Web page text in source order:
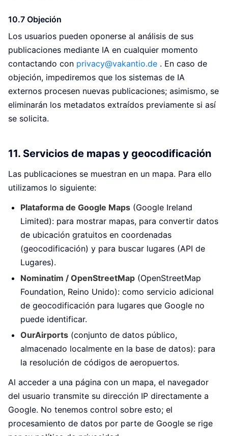
10.7 Objeción
Los usuarios pueden oponerse al análisis de sus
publicaciones mediante IA en cualquier momento
contactando con privacy@vakantio.de . En caso de
objeción, impediremos que los sistemas de IA
externos procesen nuevas publicaciones; asimismo, se
eliminarán los metadatos extraídos previamente si así
se solicita.
11. Servicios de mapas y geocodificación
Las publicaciones se muestran en un mapa. Para ello
utilizamos lo siguiente:
Plataforma de Google Maps (Google Ireland
Limited): para mostrar mapas, para convertir datos
de ubicación gratuitos en coordenadas
(geocodificación) y para buscar lugares (API de
Lugares).
Nominatim / OpenStreetMap (OpenStreetMap
Foundation, Reino Unido): como servicio adicional
de geocodificación para lugares que Google no
puede identificar.
OurAirports (conjunto de datos público,
almacenado localmente en la base de datos): para
la resolución de códigos de aeropuertos.
Al acceder a una página con un mapa, el navegador
del usuario transmite su dirección IP directamente a
Google. No tenemos control sobre esto; el
procesamiento de datos por parte de Google se rige